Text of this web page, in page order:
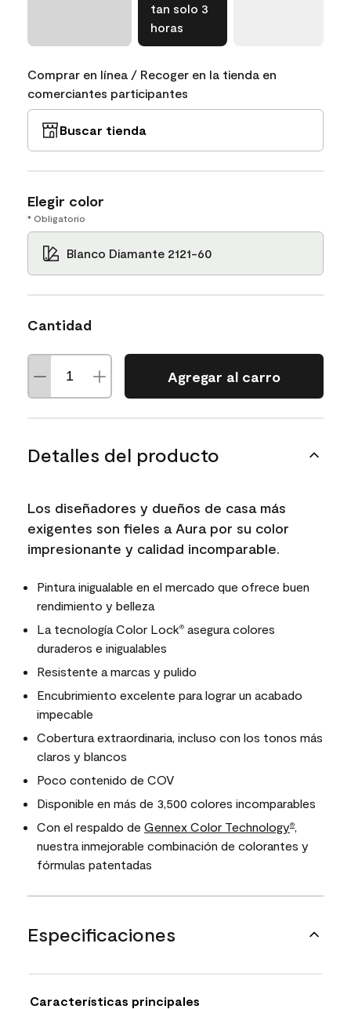
tan solo 3
horas
Comprar en línea / Recoger en la tienda en
comerciantes participantes
Buscar tienda
Elegir color
* Obligatorio
Blanco Diamante 2121-60
Cantidad
Agregar al carro
Detalles del producto
Los diseñadores y dueños de casa más
exigentes son fieles a Aura por su color
impresionante y calidad incomparable.
Pintura inigualable en el mercado que ofrece buen
rendimiento y belleza
La tecnología Color Lock® asegura colores
duraderos e inigualables
Resistente a marcas y pulido
Encubrimiento excelente para lograr un acabado
impecable
Cobertura extraordinaria, incluso con los tonos más
claros y blancos
Poco contenido de COV
Disponible en más de 3,500 colores incomparables
Con el respaldo de Gennex Color Technology®,
nuestra inmejorable combinación de colorantes y
fórmulas patentadas
Especificaciones
Características principales